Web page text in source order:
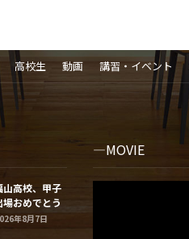
高校生 動画 講習・イベント
山高校、甲子
場おめでとう
ます！⚾️
年8月7日
MOVIE